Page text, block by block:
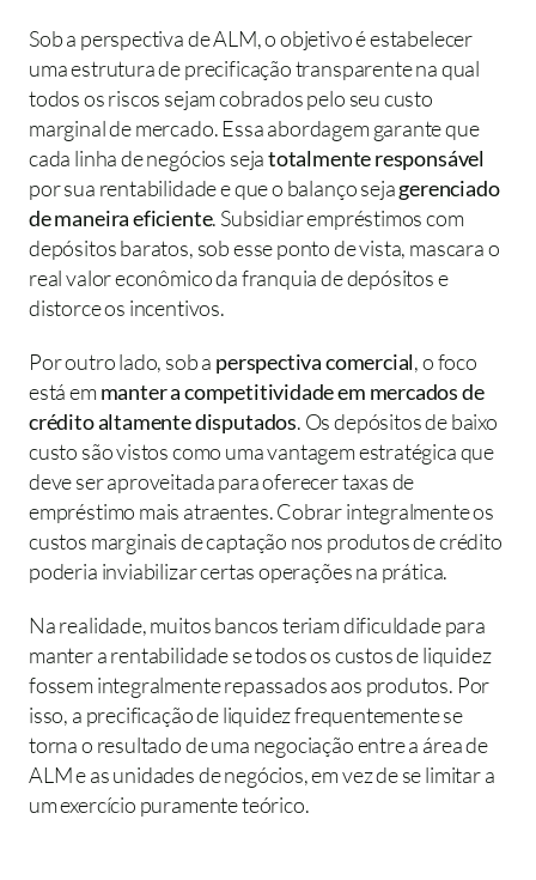
Sob a perspectiva de ALM, o objetivo é estabelecer
uma estrutura de precificação transparente na qual
todos os riscos sejam cobrados pelo seu custo
marginal de mercado. Essa abordagem garante que
cada linha de negócios seja totalmente responsável
por sua rentabilidade e que o balanço seja gerenciado
de maneira eficiente. Subsidiar empréstimos com
depósitos baratos, sob esse ponto de vista, mascara o
real valor econômico da franquia de depósitos e
distorce os incentivos.
Por outro lado, sob a perspectiva comercial, o foco
está em manter a competitividade em mercados de
crédito altamente disputados. Os depósitos de baixo
custo são vistos como uma vantagem estratégica que
deve ser aproveitada para oferecer taxas de
empréstimo mais atraentes. Cobrar integralmente os
custos marginais de captação nos produtos de crédito
poderia inviabilizar certas operações na prática.
Na realidade, muitos bancos teriam dificuldade para
manter a rentabilidade se todos os custos de liquidez
fossem integralmente repassados aos produtos. Por
isso, a precificação de liquidez frequentemente se
torna o resultado de uma negociação entre a área de
ALM e as unidades de negócios, em vez de se limitar a
um exercício puramente teórico.